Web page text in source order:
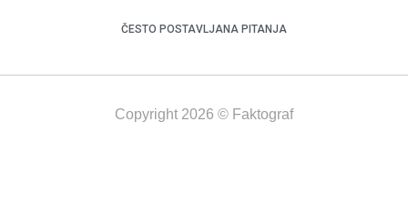
ČESTO POSTAVLJANA PITANJA
Copyright 2026 © Faktograf